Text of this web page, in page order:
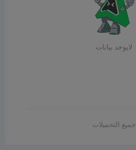
لايوجد بيانات
جميع التحميلات